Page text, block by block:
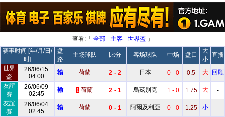
查看:「 全部- 主客- 世界盃 」
赛事时间 [年/月/日/
时]
盘
路
主场球队 比分 客场球队 中场 盘口
大
小
直播
世界
盃
26/06/15
04:00
输 荷蘭 2 - 2 日本 0 - 0 0.5 大
回顾
友誼
賽
26/06/09
02:45
输 1 荷蘭 2 - 1 烏茲別克 1 - 0 1.75 大
-
友誼
賽
26/06/04
02:45
输 荷蘭 0 - 1 阿爾及利亞 0 - 0 1.25 小
-